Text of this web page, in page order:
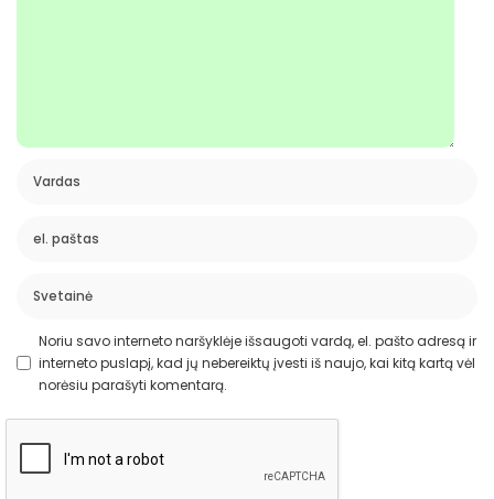
Noriu savo interneto naršyklėje išsaugoti vardą, el. pašto adresą ir
interneto puslapį, kad jų nebereiktų įvesti iš naujo, kai kitą kartą vėl
norėsiu parašyti komentarą.